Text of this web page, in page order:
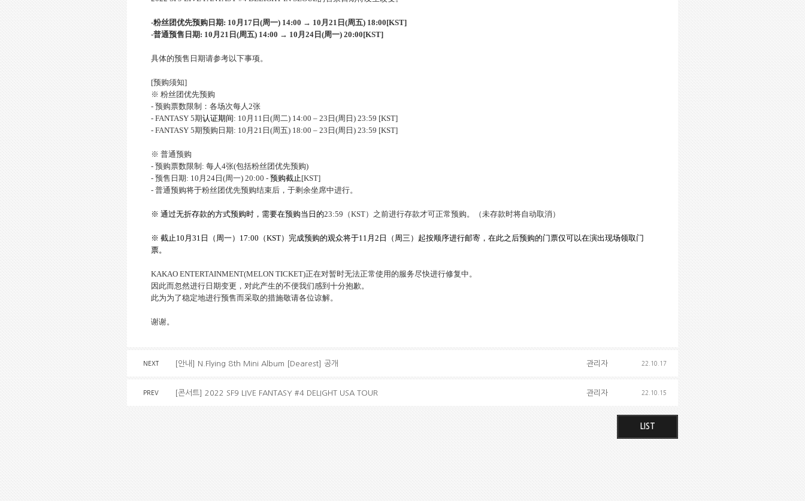
-粉丝团优先预购日期: 10 月 17 日 (周一) 14:00 → 10 月 21 日 (周五) 18:00[KST]
-普通预售日期: 10 月 21 日 (周五) 14:00 → 10 月 24 日 (周一) 20:00[KST]
具体的预售日期请参考以下事项。
[预购须知]
※ 粉丝团优先预购
- 预购票数限制：各场次每人2张
- FANTASY 5期认证期间: 10月11日(周二) 14:00 – 23日(周日) 23:59 [KST]
- FANTASY 5期预购日期: 10月21日(周五) 18:00 – 23日(周日) 23:59 [KST]
※ 普通预购
- 预购票数限制: 每人4张(包括粉丝团优先预购)
- 预售日期: 10月24日(周一) 20:00 - 预购截止[KST]
- 普通预购将于粉丝团优先预购结束后，于剩余坐席中进行。
※ 通过无折存款的方式预购时，需要在预购当日的23:59（KST）之前进行存款才可正常预购。（未存款时将自动取消）
※ 截止10 月 31 日（周一） 17:00 （KST）完成预购的观众将于11 月 2 日（周三）起按顺序进行邮寄，在此之后预购的门票仅可以在演出现场领取门
票。
KAKAO ENTERTAINMENT(MELON TICKET)正在对暂时无法正常使用的服务尽快进行修复中。
因此而忽然进行日期变更，对此产生的不便我们感到十分抱歉。
此为为了稳定地进行预售而采取的措施敬请各位谅解。
谢谢。
NEXT [안내] N.Flying 8th Mini Album [Dearest] 공개 관리자 22.10.17
PREV [콘서트] 2022 SF9 LIVE FANTASY #4 DELIGHT USA TOUR 관리자 22.10.15
LIST